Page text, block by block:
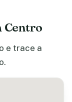
Centro
e trace a